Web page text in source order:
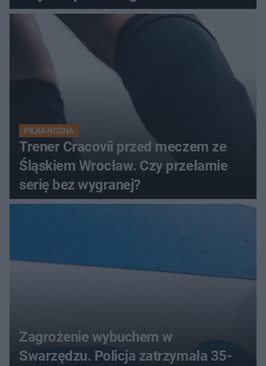
PIŁKA NOŻNA
Trener Cracovii przed meczem ze
Śląskiem Wrocław. Czy przełamie
serię bez wygranej?
Zagrożenie wybuchem w
Swarzędzu. Policja zatrzymała 35-